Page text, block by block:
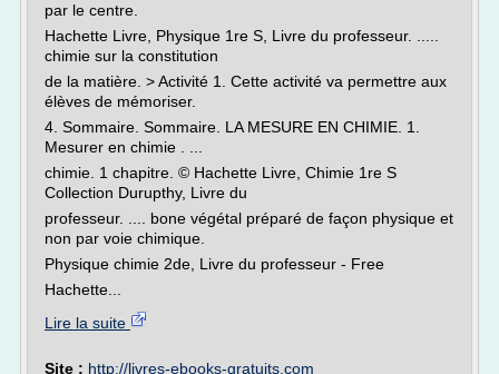
par le centre.
Hachette Livre, Physique 1re S, Livre du professeur. .....
chimie sur la constitution
de la matière. > Activité 1. Cette activité va permettre aux
élèves de mémoriser.
4. Sommaire. Sommaire. LA MESURE EN CHIMIE. 1.
Mesurer en chimie . ...
chimie. 1 chapitre. © Hachette Livre, Chimie 1re S
Collection Durupthy, Livre du
professeur. .... bone végétal préparé de façon physique et
non par voie chimique.
Physique chimie 2de, Livre du professeur - Free
Hachette...
Lire la suite
Site : http://livres-ebooks-gratuits.com